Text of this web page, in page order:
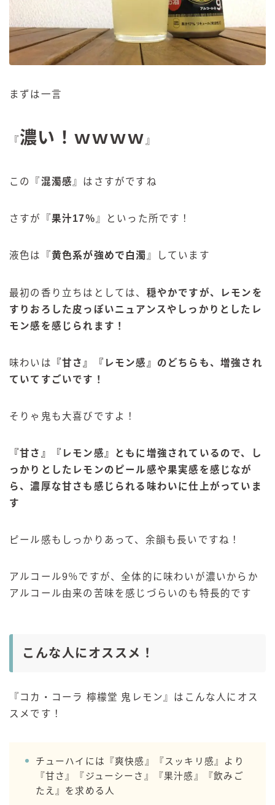
まずは一言
『濃い！ｗｗｗｗ 』
この『混濁感 』はさすがですね
さすが『果汁17％ 』といった所です！
液色は『黄色系が強めで白濁 』しています
最初の香り立ちはとしては、 穏やかですが、レモンを
すりおろした皮っぽいニュアンスやしっかりとしたレ
モン感を感じられます！
味わいは
『甘さ』『レモン感』のどちらも、増強され
ていてすごいです！
そりゃ鬼も大喜びですよ！
『甘さ』『レモン感』ともに増強されているので、し
っかりとしたレモンのピール感や果実感を感じなが
ら、濃厚な甘さも感じられる味わいに仕上がっていま
す
ピール感もしっかりあって、余韻も長いですね！
アルコール9％ですが、全体的に味わいが濃いからか
アルコール由来の苦味を感じづらいのも特長的です
こんな人にオススメ！
『コカ・コーラ 檸檬堂 鬼レモン』はこんな人にオス
スメです！
チューハイには『爽快感』『スッキリ感』より
『甘さ』『ジューシーさ』『果汁感』『飲みご
たえ』を求める人